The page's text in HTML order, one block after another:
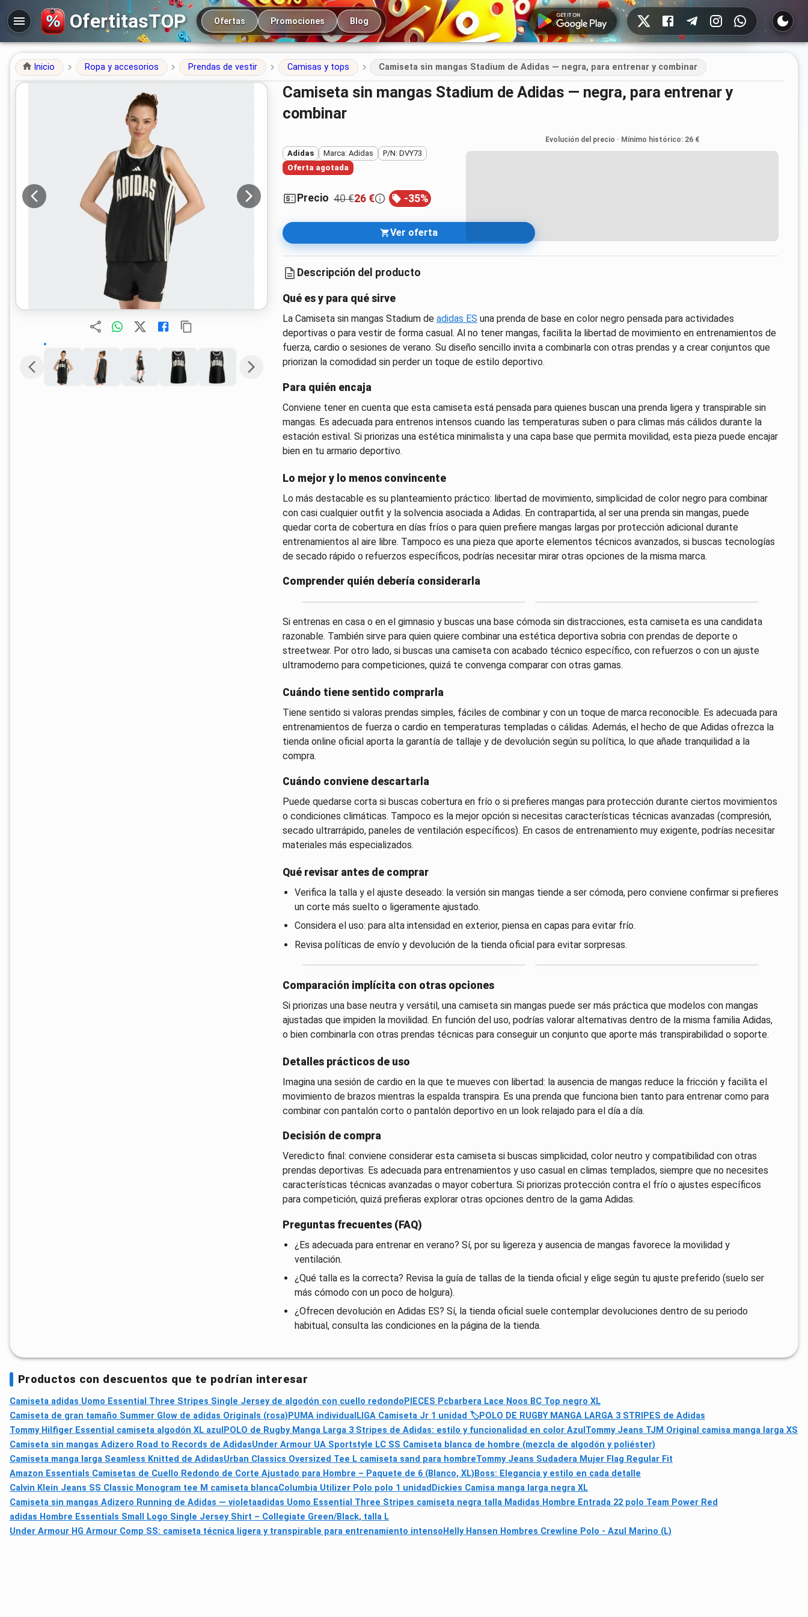
OfertitasTOP Navegación principal
Ofertas Promociones Blog
Redes sociales
Inicio Ropa y accesorios Prendas de vestir Camisas y tops Camiseta sin mangas Stadium de Adidas — negra, para entrenar y combinar
Camiseta sin mangas Stadium de Adidas — negra, para entrenar y
combinar
Adidas Marca: Adidas
P/N: DVY73
Oferta agotada
Precio 40 €26 € -35%
Ver oferta
Evolución del precio · Mínimo histórico: 26 €
Descripción del producto
Qué es y para qué sirve
La Camiseta sin mangas Stadium de adidas ES una prenda de base en color negro pensada para actividades
deportivas o para vestir de forma casual. Al no tener mangas, facilita la libertad de movimiento en entrenamientos de
fuerza, cardio o sesiones de verano. Su diseño sencillo invita a combinarla con otras prendas y a crear conjuntos que
priorizan la comodidad sin perder un toque de estilo deportivo.
Para quién encaja
Conviene tener en cuenta que esta camiseta está pensada para quienes buscan una prenda ligera y transpirable sin
mangas. Es adecuada para entrenos intensos cuando las temperaturas suben o para climas más cálidos durante la
estación estival. Si priorizas una estética minimalista y una capa base que permita movilidad, esta pieza puede encajar
bien en tu armario deportivo.
Lo mejor y lo menos convincente
Lo más destacable es su planteamiento práctico: libertad de movimiento, simplicidad de color negro para combinar
con casi cualquier outfit y la solvencia asociada a Adidas. En contrapartida, al ser una prenda sin mangas, puede
quedar corta de cobertura en días fríos o para quien prefiere mangas largas por protección adicional durante
entrenamientos al aire libre. Tampoco es una pieza que aporte elementos técnicos avanzados, si buscas tecnologías
de secado rápido o refuerzos específicos, podrías necesitar mirar otras opciones de la misma marca.
Comprender quién debería considerarla
Si entrenas en casa o en el gimnasio y buscas una base cómoda sin distracciones, esta camiseta es una candidata
razonable. También sirve para quien quiere combinar una estética deportiva sobria con prendas de deporte o
streetwear. Por otro lado, si buscas una camiseta con acabado técnico específico, con refuerzos o con un ajuste
ultramoderno para competiciones, quizá te convenga comparar con otras gamas.
Cuándo tiene sentido comprarla
Tiene sentido si valoras prendas simples, fáciles de combinar y con un toque de marca reconocible. Es adecuada para
entrenamientos de fuerza o cardio en temperaturas templadas o cálidas. Además, el hecho de que Adidas ofrezca la
tienda online oficial aporta la garantía de tallaje y de devolución según su política, lo que añade tranquilidad a la
compra.
Cuándo conviene descartarla
Puede quedarse corta si buscas cobertura en frío o si prefieres mangas para protección durante ciertos movimientos
o condiciones climáticas. Tampoco es la mejor opción si necesitas características técnicas avanzadas (compresión,
secado ultrarrápido, paneles de ventilación específicos). En casos de entrenamiento muy exigente, podrías necesitar
materiales más especializados.
Qué revisar antes de comprar
Verifica la talla y el ajuste deseado: la versión sin mangas tiende a ser cómoda, pero conviene confirmar si prefieres
un corte más suelto o ligeramente ajustado.
Considera el uso: para alta intensidad en exterior, piensa en capas para evitar frío.
Revisa políticas de envío y devolución de la tienda oficial para evitar sorpresas.
Comparación implícita con otras opciones
Si priorizas una base neutra y versátil, una camiseta sin mangas puede ser más práctica que modelos con mangas
ajustadas que impiden la movilidad. En función del uso, podrías valorar alternativas dentro de la misma familia Adidas,
o bien combinarla con otras prendas técnicas para conseguir un conjunto que aporte más transpirabilidad o soporte.
Detalles prácticos de uso
Imagina una sesión de cardio en la que te mueves con libertad: la ausencia de mangas reduce la fricción y facilita el
movimiento de brazos mientras la espalda transpira. Es una prenda que funciona bien tanto para entrenar como para
combinar con pantalón corto o pantalón deportivo en un look relajado para el día a día.
Decisión de compra
Veredicto final: conviene considerar esta camiseta si buscas simplicidad, color neutro y compatibilidad con otras
prendas deportivas. Es adecuada para entrenamientos y uso casual en climas templados, siempre que no necesites
características técnicas avanzadas o mayor cobertura. Si priorizas protección contra el frío o ajustes específicos
para competición, quizá prefieras explorar otras opciones dentro de la gama Adidas.
Preguntas frecuentes (FAQ)
¿Es adecuada para entrenar en verano? Sí, por su ligereza y ausencia de mangas favorece la movilidad y
ventilación.
¿Qué talla es la correcta? Revisa la guía de tallas de la tienda oficial y elige según tu ajuste preferido (suelo ser
más cómodo con un poco de holgura).
¿Ofrecen devolución en Adidas ES? Sí, la tienda oficial suele contemplar devoluciones dentro de su periodo
habitual, consulta las condiciones en la página de la tienda.
Productos con descuentos que te podrían interesar
Camiseta adidas Uomo Essential Three Stripes Single Jersey de algodón con cuello redondoPIECES Pcbarbera Lace Noos BC Top negro XL
Camiseta de gran tamaño Summer Glow de adidas Originals (rosa)PUMA individualLIGA Camiseta Jr 1 unidad 🏷POLO DE RUGBY MANGA LARGA 3 STRIPES de Adidas
Tommy Hilfiger Essential camiseta algodón XL azulPOLO de Rugby Manga Larga 3 Stripes de Adidas: estilo y funcionalidad en color AzulTommy Jeans TJM Original camisa manga larga XS
Camiseta sin mangas Adizero Road to Records de AdidasUnder Armour UA Sportstyle LC SS Camiseta blanca de hombre (mezcla de algodón y poliéster)
Camiseta manga larga Seamless Knitted de AdidasUrban Classics Oversized Tee L camiseta sand para hombreTommy Jeans Sudadera Mujer Flag Regular Fit
Amazon Essentials Camisetas de Cuello Redondo de Corte Ajustado para Hombre – Paquete de 6 (Blanco, XL)Boss: Elegancia y estilo en cada detalle
Calvin Klein Jeans SS Classic Monogram tee M camiseta blancaColumbia Utilizer Polo polo 1 unidadDickies Camisa manga larga negra XL
Camiseta sin mangas Adizero Running de Adidas — violetaadidas Uomo Essential Three Stripes camiseta negra talla Madidas Hombre Entrada 22 polo Team Power Red
adidas Hombre Essentials Small Logo Single Jersey Shirt – Collegiate Green/Black, talla L
Under Armour HG Armour Comp SS: camiseta técnica ligera y transpirable para entrenamiento intensoHelly Hansen Hombres Crewline Polo - Azul Marino (L)